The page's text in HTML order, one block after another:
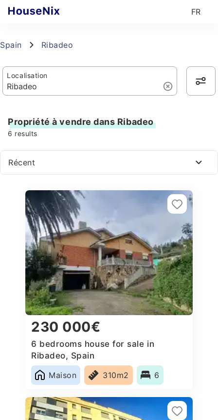
FR
Spain Ribadeo
Localisation
Propriété à vendre dans Ribadeo
6 results
Récent
230 000€
6 bedrooms house for sale in
Ribadeo, Spain
Maison
310m2 6